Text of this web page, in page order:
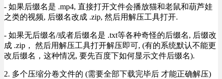
- 如果后缀名是 .mp4, 直接打开文件会播放猫和老鼠和葫芦娃
之类的视频, 后缀名改成 .zip, 然后用解压工具打开.
- 如果无后缀名/或者后缀名是 .txt等各种奇怪的后缀名, 后缀改
成 .zip， 然后用解压工具打开解压即可, (有的系统默认不能更
改后缀名，这种情况, 要先百度下如何显示文件后缀名).
2. 多个压缩分卷文件的 (需要全部下载完毕后 才能正确解压)